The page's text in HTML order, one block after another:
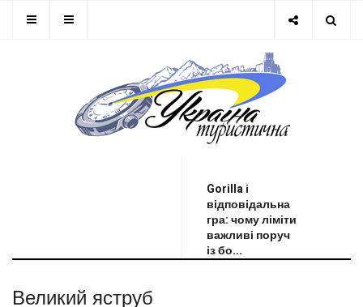
Gorilla і
відповідальна
гра: чому ліміти
важливі поруч
із бо...
Великий яструб